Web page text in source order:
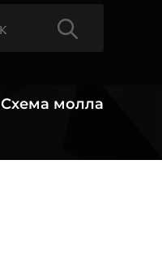
Схема молла